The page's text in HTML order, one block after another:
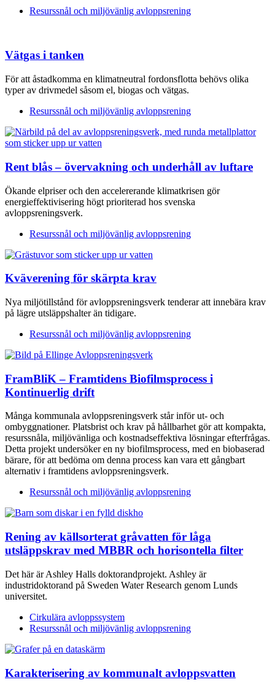
Resurssnål och miljövänlig avloppsrening
Vätgas i tanken
För att åstadkomma en klimatneutral fordonsflotta behövs olika
typer av drivmedel såsom el, biogas och vätgas.
Resurssnål och miljövänlig avloppsrening
Rent blås – övervakning och underhåll av luftare
Ökande elpriser och den accelererande klimatkrisen gör
energieffektivisering högt prioriterad hos svenska
avloppsreningsverk.
Resurssnål och miljövänlig avloppsrening
Kväverening för skärpta krav
Nya miljötillstånd för avloppsreningsverk tenderar att innebära krav
på lägre utsläppshalter än tidigare.
Resurssnål och miljövänlig avloppsrening
FramBliK – Framtidens Biofilmsprocess i
Kontinuerlig drift
Många kommunala avloppsreningsverk står inför ut- och
ombyggnationer. Platsbrist och krav på hållbarhet gör att kompakta,
resurssnåla, miljövänliga och kostnadseffektiva lösningar efterfrågas.
Detta projekt undersöker en ny biofilmsprocess, med en biobaserad
bärare, för att bedöma om denna process kan vara ett gångbart
alternativ i framtidens avloppsreningsverk.
Resurssnål och miljövänlig avloppsrening
Rening av källsorterat gråvatten för låga
utsläppskrav med MBBR och horisontella filter
Det här är Ashley Halls doktorandprojekt. Ashley är
industridoktorand på Sweden Water Research genom Lunds
universitet.
Cirkulära avloppssystem
Resurssnål och miljövänlig avloppsrening
Karakterisering av kommunalt avloppsvatten